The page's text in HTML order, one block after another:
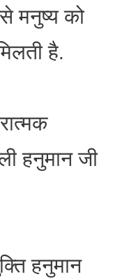
मनुष्य को
है.
हनुमान जी
हनुमान